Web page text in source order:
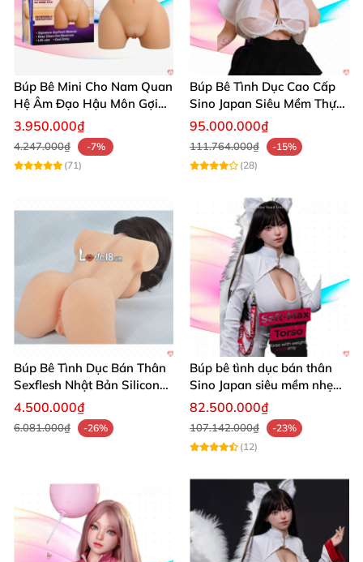
Búp Bê Mini Cho Nam Quan
Hệ Âm Đạo Hậu Môn Gợi
Cảm Prink
3.950.000₫
4.247.000₫
-7%
(71)
Búp Bê Tình Dục Cao Cấp
Sino Japan Siêu Mềm Thực
Tế Nhập Nhật
95.000.000₫
111.764.000₫
-15%
(28)
Búp Bê Tình Dục Bán Thân
Sexflesh Nhật Bản Silicon
TPE 11kg
4.500.000₫
6.081.000₫ -26%
Búp bê tình dục bán thân
Sino Japan siêu mềm nhẹ
dễ dùng
82.500.000₫
107.142.000₫
-23%
(12)